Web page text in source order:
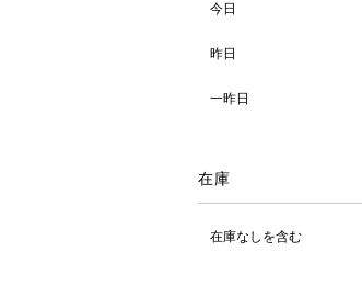
今日
昨日
一昨日
在庫
在庫なしを含む